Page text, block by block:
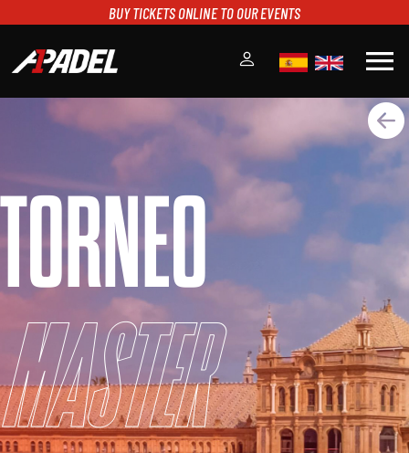
BUY TICKETS ONLINE TO OUR EVENTS
menu
CALENDARIO
TORNEOS
NOTICIAS
MULTIMEDIA
TORNEO
Master